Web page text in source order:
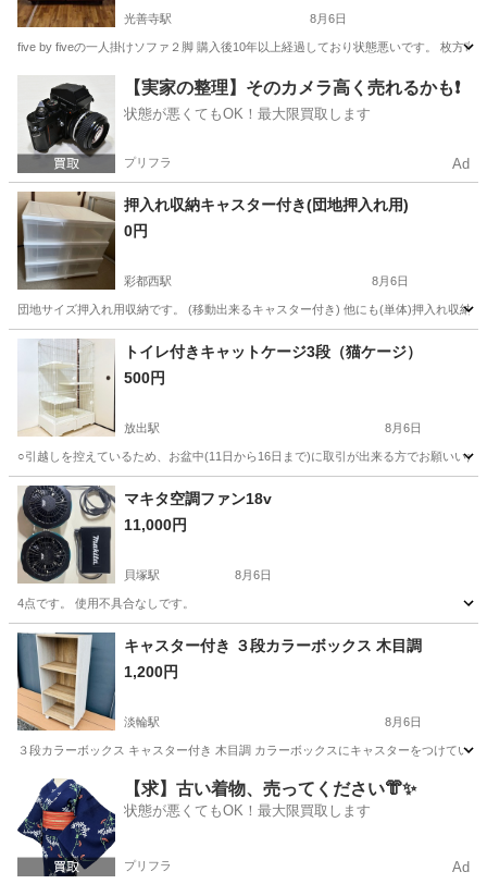
光善寺駅 8月6日
five by fiveの一人掛けソファ２脚 購入後10年以上経過しており状態悪いです。 枚方
光善寺駅 ソファ
【実家の整理】そのカメラ高く売れるかも❗️
状態が悪くてもOK！最大限買取します
プリフラ Ad
押入れ収納キャスター付き(団地押入れ用)
0円
彩都西駅 8月6日
団地サイズ押入れ用収納です。 (移動出来るキャスター付き) 他にも(単体)押入れ収納
大阪 茨木市 彩都西駅 収納家具 押入れ
トイレ付きキャットケージ3段（猫ケージ）
500円
放出駅 8月6日
○引越しを控えているため、お盆中(11日から16日まで)に取引が出来る方でお願いい
大阪 大阪市 放出駅
マキタ空調ファン18v
11,000円
貝塚駅 8月6日
4点です。 使用不具合なしです。
大阪 貝塚市 その他
キャスター付き ３段カラーボックス 木目調
1,200円
淡輪駅 8月6日
３段カラーボックス キャスター付き 木目調 カラーボックスにキャスターをつけてい
大阪 泉南郡 淡輪駅 収納家具
【求】古い着物、売ってください👘✨
状態が悪くてもOK！最大限買取します
プリフラ Ad